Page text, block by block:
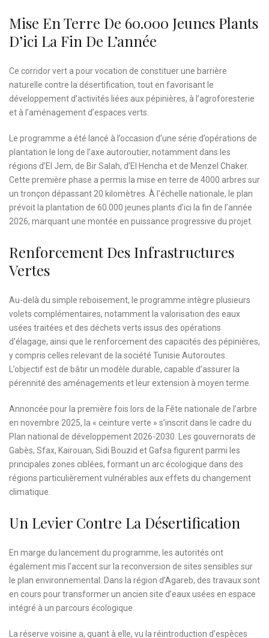
Mise En Terre De 60.000 Jeunes Plants
D’ici La Fin De L’année
Ce corridor vert a pour vocation de constituer une barrière
naturelle contre la désertification, tout en favorisant le
développement d’activités liées aux pépinières, à l’agroforesterie
et à l’aménagement d’espaces verts.
Le programme a été lancé à l’occasion d’une série d’opérations de
plantation le long de l’axe autoroutier, notamment dans les
régions d’El Jem, de Bir Salah, d’El Hencha et de Menzel Chaker.
Cette première phase a permis la mise en terre de 4000 arbres sur
un tronçon dépassant 20 kilomètres. À l’échelle nationale, le plan
prévoit la plantation de 60.000 jeunes plants d’ici la fin de l’année
2026, marquant une montée en puissance progressive du projet.
Renforcement Des Infrastructures
Vertes
Au-delà du simple reboisement, le programme intègre plusieurs
volets complémentaires, notamment la valorisation des eaux
usées traitées et des déchets verts issus des opérations
d’élagage, ainsi que le renforcement des capacités des pépinières,
y compris celles relevant de la société Tunisie Autoroutes.
L’objectif est de bâtir un modèle durable, capable d’assurer la
pérennité des aménagements et leur extension à moyen terme.
Annoncée pour la première fois lors de la Fête nationale de l’arbre
en novembre 2025, la « ceinture verte » s’inscrit dans le cadre du
Plan national de développement 2026-2030. Les gouvernorats de
Gabès, Sfax, Kairouan, Sidi Bouzid et Gafsa figurent parmi les
principales zones ciblées, formant un arc écologique dans des
régions particulièrement vulnérables aux effets du changement
climatique.
Un Levier Contre La Désertification
En marge du lancement du programme, les autorités ont
également mis l’accent sur la reconversion de sites sensibles sur
le plan environnemental. Dans la région d’Agareb, des travaux sont
en cours pour transformer un ancien site d’eaux usées en espace
intégré à un parcours écologique.
La réserve voisine a, quant à elle, vu la réintroduction d’espèces